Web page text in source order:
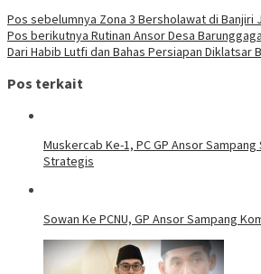
Pos sebelumnya Zona 3 Bersholawat di Banjiri
Pos berikutnya Rutinan Ansor Desa
Dari Habib Lutfi dan Bahas Persiapan Diklatsar
Pos terkait
Muskercab Ke-1, PC GP Ansor
Strategis
Sowan Ke PCNU, GP Ansor Sampang